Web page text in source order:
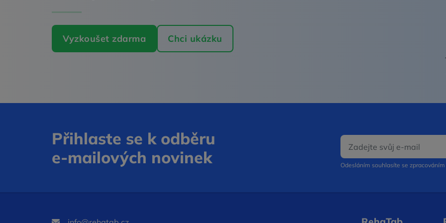
Vyzkoušet zdarma Chci ukázku
Přihlaste se k odběru
e‑mailových novinek
E‑mail
Odesláním souhlasíte se zpracováním